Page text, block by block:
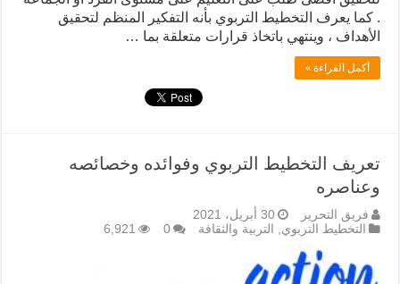
. كما يعرف التخطيط التربوي بأنه التفكير المنظم لتحقيق
الأهداف ، وينتهي باتخاذ قرارات متعلقة بما …
أكمل القراءة »
تعريف التخطيط التربوي وفوائده وخصائصه
وعناصره
فريق التحرير
30 أبريل، 2021
التخطيط التربوي
التربية والثقافة 0
6,921